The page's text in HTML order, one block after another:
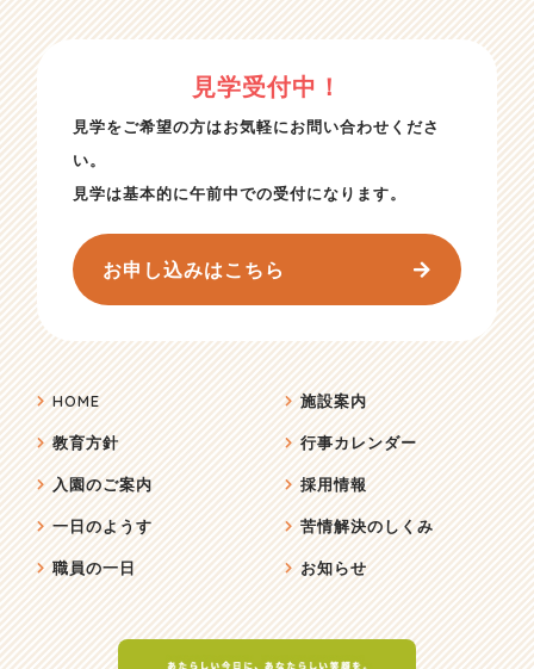
見学受付中！
見学をご希望の方はお気軽にお問い合わせくださ
い。
見学は基本的に午前中での受付になります。
お申し込みはこちら
HOME
教育方針
入園のご案内
一日のようす
職員の一日
施設案内
行事カレンダー
採用情報
苦情解決のしくみ
お知らせ